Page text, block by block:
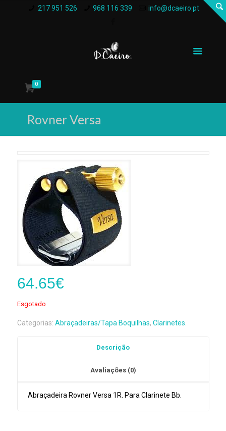
217 951 526 968 116 339 info@dcaeiro.pt
0
Rovner Versa
64.65€
Esgotado
Categorias: Abraçadeiras/Tapa Boquilhas, Clarinetes
Descrição
Avaliações (0)
Abraçadeira Rovner Versa 1R. Para Clarinete Bb.